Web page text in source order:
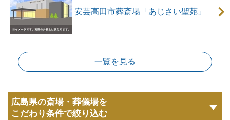
安芸高田市葬斎場「あじさい聖苑」の安置施設
あじさい聖苑には、ご遺体を安置できる棺棚を設けて
おります。
さい。
安芸高田市葬斎場「あじさい聖苑」
一覧を見る
広島県の斎場・葬儀場を
こだわり条件で絞り込む